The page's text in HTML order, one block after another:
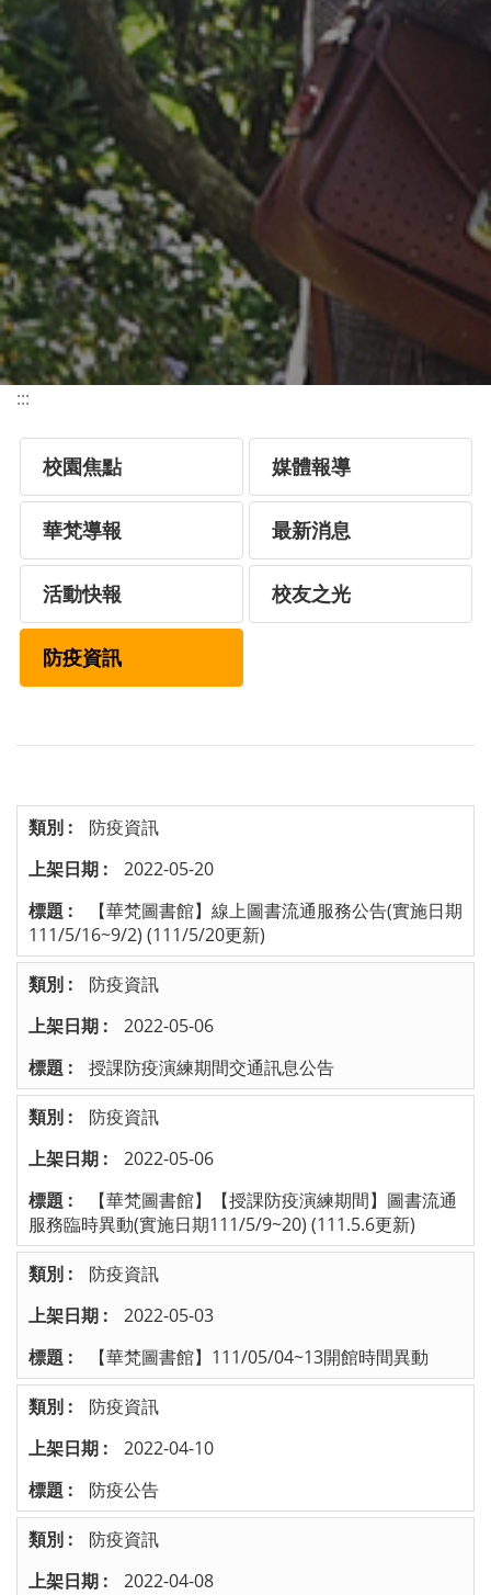
:::
校園焦點 媒體報導
華梵導報 最新消息
活動快報 校友之光
防疫資訊
防疫資訊
2022-05-20
【華梵圖書館】線上圖書流通服務公告(實施日期
111/5/16~9/2) (111/5/20更新)
防疫資訊
2022-05-06
授課防疫演練期間交通訊息公告
防疫資訊
2022-05-06
【華梵圖書館】【授課防疫演練期間】圖書流通
服務臨時異動(實施日期111/5/9~20) (111.5.6更新)
防疫資訊
2022-05-03
【華梵圖書館】111/05/04~13開館時間異動
防疫資訊
2022-04-10
防疫公告
防疫資訊
2022-04-08